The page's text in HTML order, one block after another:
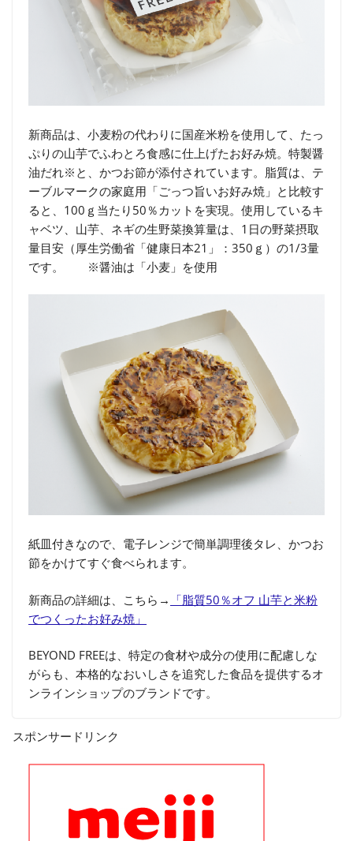
新商品は、小麦粉の代わりに国産米粉を使用して、たっ
ぷりの山芋でふわとろ食感に仕上げたお好み焼。特製醤
油だれ※と、かつお節が添付されています。脂質は、テ
ーブルマークの家庭用「ごっつ旨いお好み焼」と比較す
ると、100ｇ当たり50％カットを実現。使用しているキ
ャベツ、山芋、ネギの生野菜換算量は、1日の野菜摂取
量目安（厚生労働省「健康日本21」：350ｇ）の1/3量
です。 ※醤油は「小麦」を使用
紙皿付きなので、電子レンジで簡単調理後タレ、かつお
節をかけてすぐ食べられます。
新商品の詳細は、こちら→ 「脂質50％オフ 山芋と米粉
でつくったお好み焼」
BEYOND FREEは、特定の食材や成分の使用に配慮しな
がらも、本格的なおいしさを追究した食品を提供するオ
ンラインショップのブランドです。
スポンサードリンク